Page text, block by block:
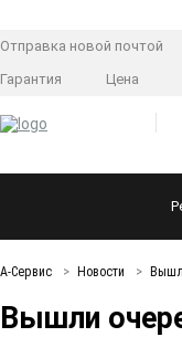
Отправка новой почтой
Гарантия
Цена
А-Сервис Новости
Вышли